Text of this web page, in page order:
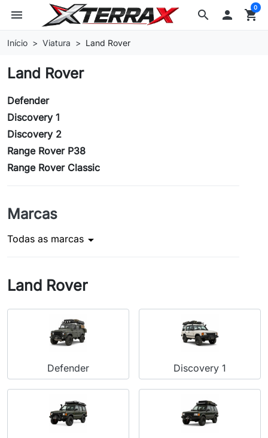
search
menu  shopping_cart
0
Início Viatura Land Rover
Land Rover
Defender
Discovery 1
Discovery 2
Range Rover P38
Range Rover Classic
Marcas
Todas as marcas arrow_drop_down
Land Rover
Defender Discovery 1